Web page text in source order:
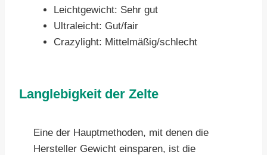
Leichtgewicht: Sehr gut
Ultraleicht: Gut/fair
Crazylight: Mittelmäßig/schlecht
Langlebigkeit der Zelte
Eine der Hauptmethoden, mit denen die
Hersteller Gewicht einsparen, ist die